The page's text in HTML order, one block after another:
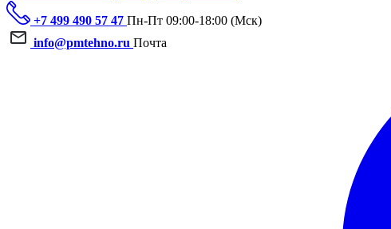
+7 499 490 57 47 Пн-Пт 09:00-18:00 (Мск)
info@pmtehno.ru Почта